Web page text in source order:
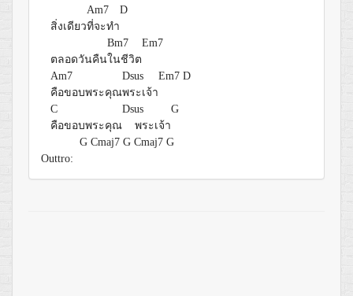
Am7
D
สิ่งเดียวที่จะทำ
Bm7
Em7
ตลอดวันคืนในชีวิต
Am7
Dsus Em7 D
คือขอบพระคุณพระเจ้า
C
Dsus
G
คือขอบพระคุณ พระเจ้า
G Cmaj7 G Cmaj7 G
Outtro: